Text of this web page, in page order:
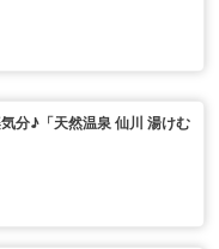
分♪「天然温泉 仙川 湯けむ